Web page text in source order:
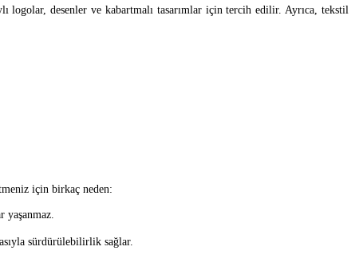
desenler ve kabartmalı tasarımlar için tercih edilir. Ayrıca, tekstil
için birkaç neden:
sürdürülebilirlik sağlar.